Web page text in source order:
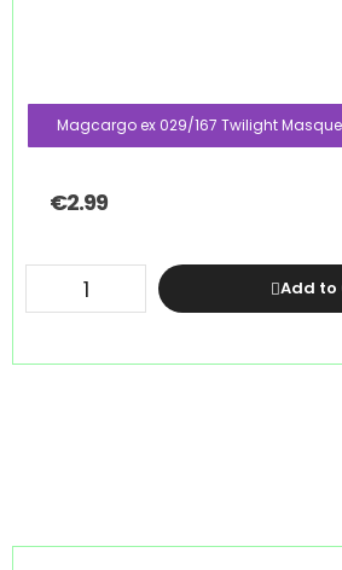
Magcargo ex 029/167 Twilight
€2.99
Add to